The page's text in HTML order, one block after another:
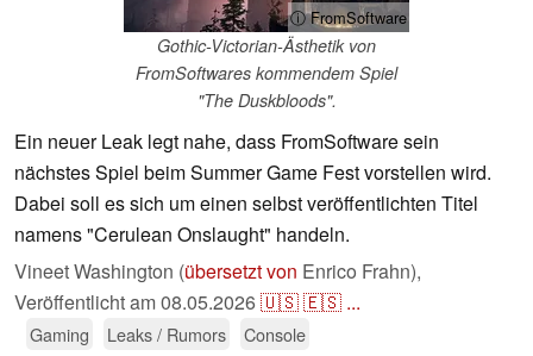
ⓘ FromSoftware
Gothic-Victorian-Ästhetik von
FromSoftwares kommendem Spiel
"The Duskbloods".
Ein neuer Leak legt nahe, dass FromSoftware sein
nächstes Spiel beim Summer Game Fest vorstellen wird.
Dabei soll es sich um einen selbst veröffentlichten Titel
namens "Cerulean Onslaught" handeln.
Vineet Washington (übersetzt von Enrico Frahn),
Veröffentlicht am08.05.2026🇺🇸🇪🇸 ...
Gaming Leaks / Rumors Console